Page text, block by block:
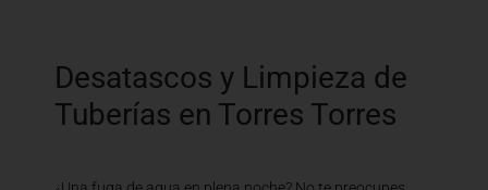
Desatascos y Limpieza de
Tuberías en Torres Torres